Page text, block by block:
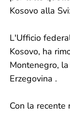
Kosovo alla
L'Ufficio
Kosovo, ha
Montenegro,
Erzegovina .
Con la recente